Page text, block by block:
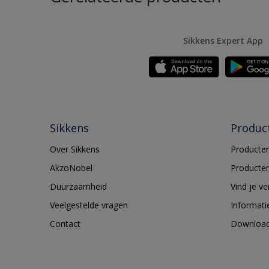
Sikkens Expert App
Sikkens
Over Sikkens
AkzoNobel
Duurzaamheid
Veelgestelde vragen
Contact
Vind je